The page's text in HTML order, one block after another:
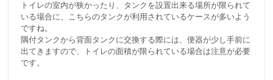
トイレの室内が狭かったり、タンクを設置出来る場所が限られて
いる場合に、こちらのタンクが利用されているケースが多いよう
ですね。
隅付タンクから背面タンクに交換する際には、便器が少し手前に
出てきますので、トイレの面積が限られている場合は注意が必要
です。